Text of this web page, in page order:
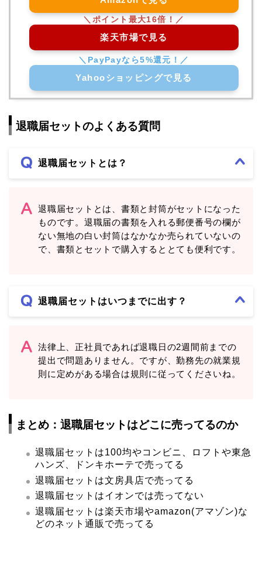
楽天市場で見る
Yahooショッピングで見る
退職届セットのよくある質問
退職届セットとは？
退職届セットとは、書類と封筒がセットになった
ものです。退職届の書類を入れる郵便番号の欄が
ない無地の白い封筒はなかなか売られていないの
で、書類とセットで購入するととても便利です。
退職届セットはいつまでに出す？
法律上、正社員であれば退職日の2週間前までの
提出で問題ありません。ですが、勤務先の就業規
則に定めがある場合は規則に従ってくださいね。
まとめ：退職届セットはどこに売ってるのか
退職届セットは100均やコンビニ、ロフトや東急
ハンズ、ドンキホーテで売ってる
退職届セットは文房具店で売ってる
退職届セットはイオンでは売ってない
退職届セットは楽天市場やamazon(アマゾン)な
どのネット通販で売ってる